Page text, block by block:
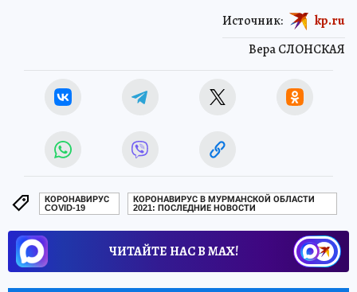
Вера СЛОНСКАЯ
Источник: kp.ru
КОРОНАВИРУС
COVID-19
КОРОНАВИРУС В МУРМАНСКОЙ ОБЛАСТИ
2021: ПОСЛЕДНИЕ НОВОСТИ
ЧИТАЙТЕ НАС В МАХ!